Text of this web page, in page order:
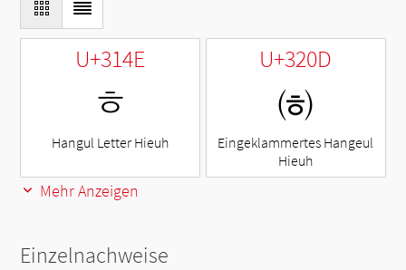
U+314E
ㅎ
Hangul Letter Hieuh
U+320D
㈍
Eingeklammertes Hangeul
Hieuh
Mehr Anzeigen
Einzelnachweise